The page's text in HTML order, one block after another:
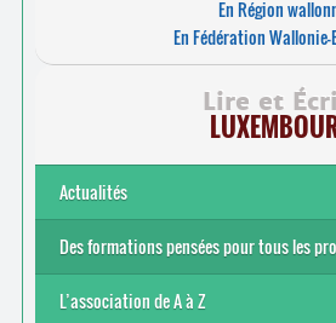
En Région
En Fédération
Lire et
Actualités
Des formations pensées pour tous les
L’association de A à Z